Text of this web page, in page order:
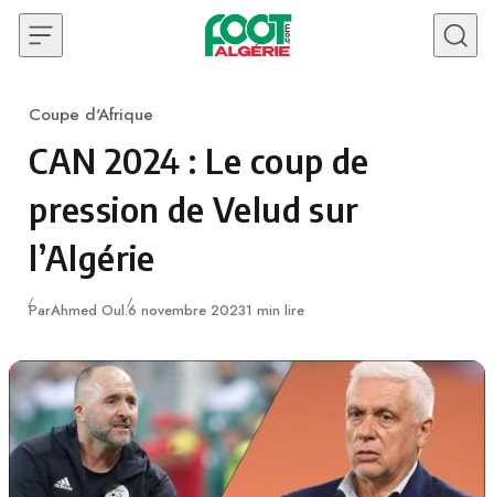
Skip to content
Category
Coupe d'Afrique
CAN 2024 : Le coup de
pression de Velud sur
l’Algérie
ParAhmed Oul.Publié
6 novembre 20231 min lire